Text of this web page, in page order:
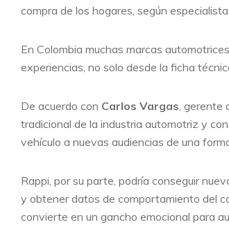
compra de los hogares, según
En Colombia muchas marcas
experiencias, no solo desde la ficha
De acuerdo con Carlos Vargas ,
tradicional de la industria automotriz y
vehículo a nuevas audiencias de una
Rappi, por su parte, podría conseguir
y obtener datos de comportamiento del
convierte en un gancho emocional para